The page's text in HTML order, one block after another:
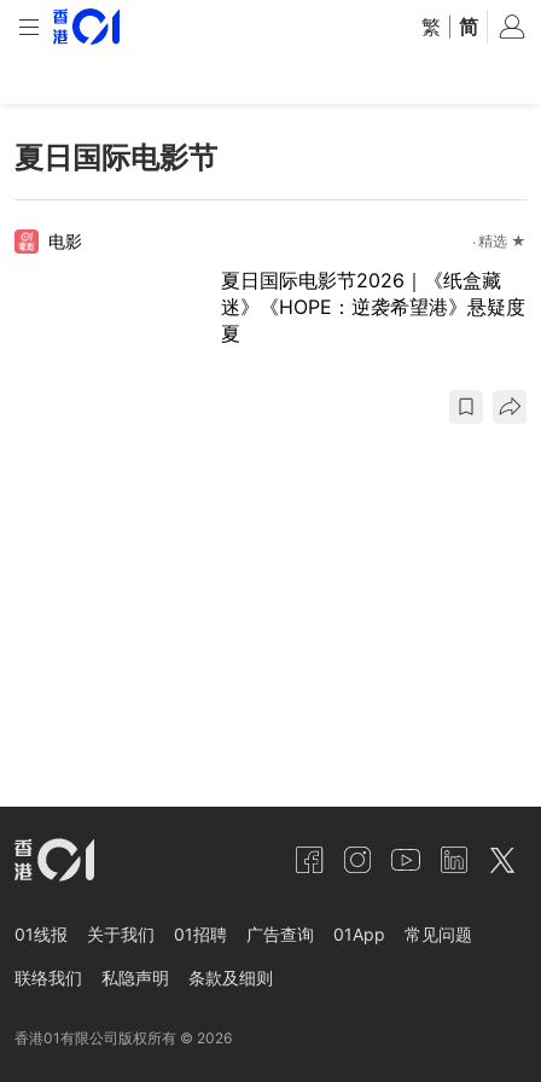
繁 简
夏日国际电影节
电影 精选 ★
夏日国际电影节2026｜《纸盒藏
迷》《HOPE：逆袭希望港》悬疑度
夏
01线报 关于我们 01招聘 广告查询 01App 常见问题
联络我们 私隐声明 条款及细则
香港01有限公司版权所有 © 2026